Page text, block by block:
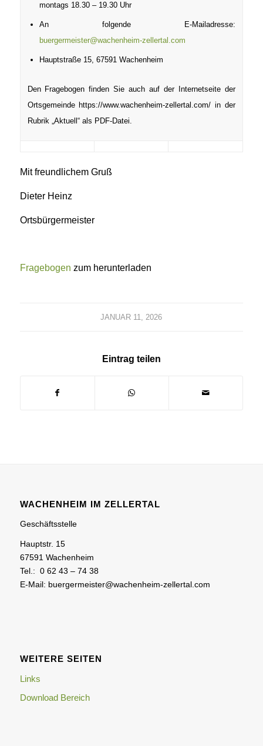
montags 18.30 – 19.30 Uhr
An folgende E-Mailadresse:
buergermeister@wachenheim-zellertal.com
Hauptstraße 15, 67591 Wachenheim
Den Fragebogen finden Sie auch auf der Internetseite der
Ortsgemeinde https://www.wachenheim-zellertal.com/ in der
Rubrik „Aktuell“ als PDF-Datei.
Mit freundlichem Gruß
Dieter Heinz
Ortsbürgermeister
Fragebogen zum herunterladen
JANUAR 11, 2026
Eintrag teilen
WACHENHEIM IM ZELLERTAL
Geschäftsstelle
Hauptstr. 15
67591 Wachenheim
Tel.: 0 62 43 – 74 38
E-Mail: buergermeister@wachenheim-zellertal.com
WEITERE SEITEN
Links
Download Bereich